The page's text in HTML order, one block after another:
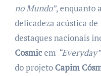
no Mundo”, enquanto
delicadeza acústica de
destaques nacionais
Cosmicem “Everyday”
do projeto Capim